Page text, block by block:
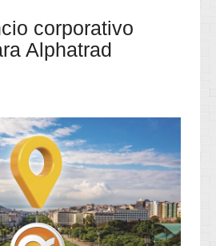
corporativo
Alphatrad